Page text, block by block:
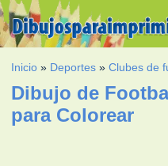
Inicio » Deportes »Clubes de
Dibujo de
para Colorear